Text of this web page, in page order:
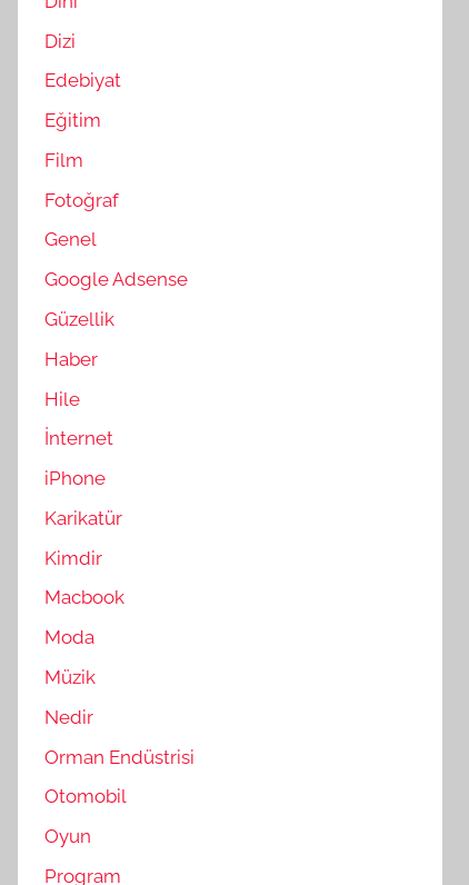
Dizi
Edebiyat
Eğitim
Film
Fotoğraf
Genel
Google Adsense
Güzellik
Haber
Hile
İnternet
iPhone
Karikatür
Kimdir
Macbook
Moda
Müzik
Nedir
Orman Endüstrisi
Otomobil
Oyun
Program